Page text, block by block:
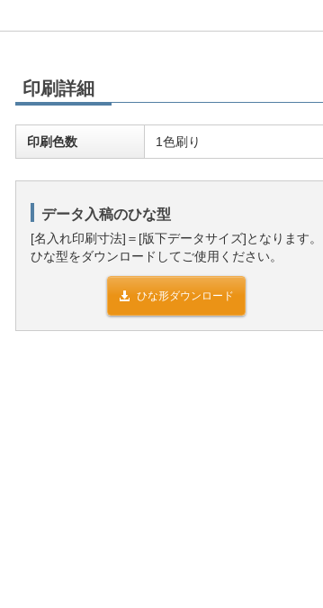
印刷詳細
印刷色数 1色刷り
データ入稿のひな型
[名入れ印刷寸法]＝[版下データサイズ]となります。
ひな型をダウンロードしてご使用ください。
ひな形ダウンロード